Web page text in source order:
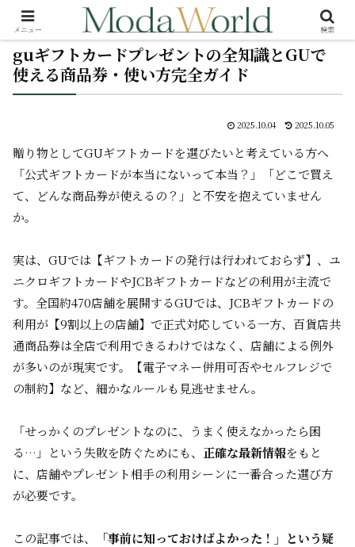
guギフトカードプレゼントの全知識とGUで
使える商品券・使い方完全ガイド
2025.10.04 2025.10.05
贈り物としてGUギフトカードを選びたいと考えている方へ
――「公式ギフトカードが本当にないって本当？」「どこで買え
て、どんな商品券が使えるの？」と不安を抱えていません
か。
実は、GUでは【ギフトカードの発行は行われておらず】、ユ
ニクロギフトカードやJCBギフトカードなどの利用が主流で
す。全国約470店舗を展開するGUでは、JCBギフトカードの
利用が【9割以上の店舗】で正式対応している一方、百貨店共
通商品券は全店で利用できるわけではなく、店舗による例外
が多いのが現実です。【電子マネー併用可否やセルフレジで
の制約】など、細かなルールも見逃せません。
「せっかくのプレゼントなのに、うまく使えなかったら困
る…」という失敗を防ぐためにも、 正確な最新情報をもと
に、店舗やプレゼント相手の利用シーンに一番合った選び方
が必要です。
この記事では、
「事前に知っておけばよかった！」という疑
メニュー 検索